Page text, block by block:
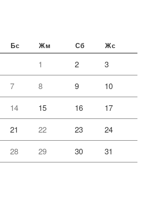
Бс Жм Сб Жс
1 2 3
7 8 9 10
14 15 16 17
21 22 23 24
28 29 30
31